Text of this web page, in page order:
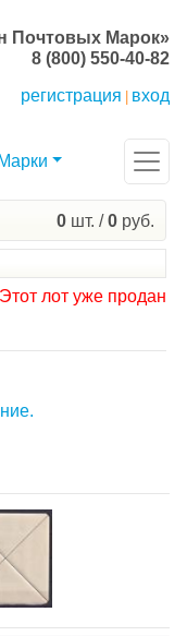
Почтовых Марок»
8 (800) 550-40-82
регистрация
вход
Марки
0 шт. /0 руб.
Этот лот уже продан